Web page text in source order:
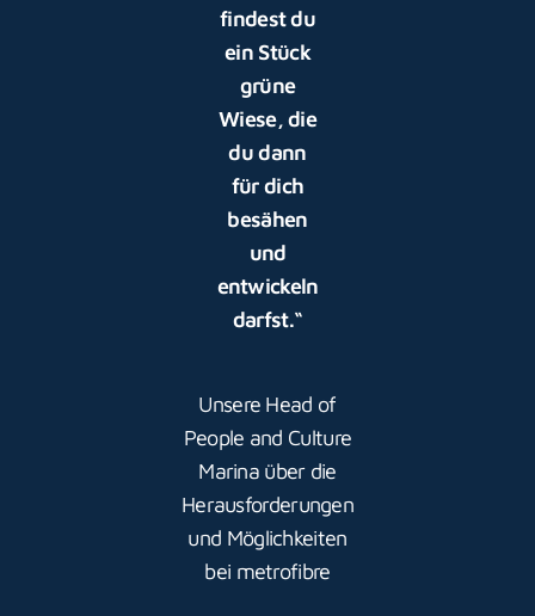
findest du
ein Stück
grüne
Wiese, die
du dann
für dich
besähen
und
entwickeln
darfst.“
Unsere Head of
People and Culture
Marina über die
Herausforderungen
und Möglichkeiten
bei metrofibre